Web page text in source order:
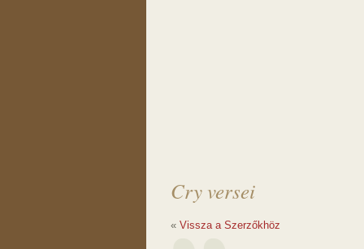
Cry versei
« Vissza a Szerzőkhöz